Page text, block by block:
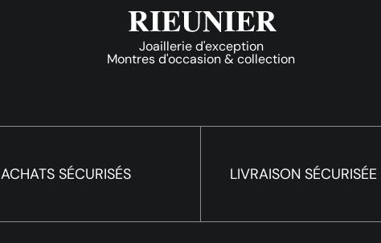
Joaillerie d'exception
Montres d'occasion & collection
ACHATS SÉCURISÉS LIVRAISON